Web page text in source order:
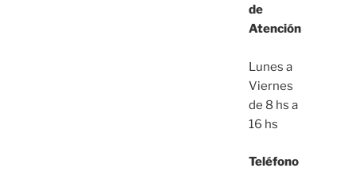
de
Atención
Lunes a
Viernes
de 8 hs a
16 hs
Teléfono